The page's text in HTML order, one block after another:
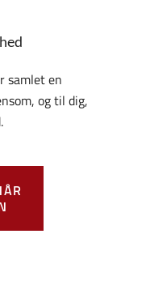
samlet en
og til dig,